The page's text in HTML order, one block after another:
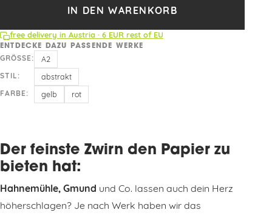
IN DEN WARENKORB
free delivery in Austria · 6 EUR rest of EU
ENTDECKE DAZU PASSENDE WERKE
GRÖSSE:
A2
STIL: abstrakt
FARBE: gelb rot
Der feinste Zwirn den Papier zu
bieten hat:
Hahnemühle, Gmund und Co. lassen auch dein Herz
höherschlagen? Je nach Werk haben wir das